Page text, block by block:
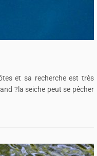
et sa recherche est très
?la seiche peut se pêcher